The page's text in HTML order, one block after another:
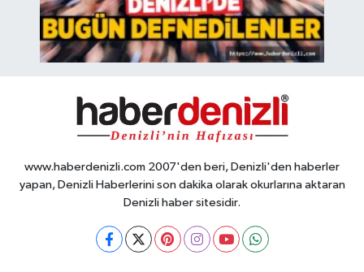
www.haberdenizli.com 2007'den beri, Denizli'den haberler
yapan, Denizli Haberlerini son dakika olarak okurlarına aktaran
Denizli haber sitesidir.